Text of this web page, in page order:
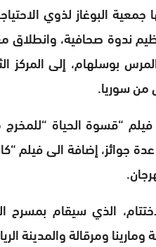
البوغاز لذوي
ندوة صحافية،
بوسلهام، إلى المركز
من سوريا.
“قسوة الحياة
عدة جوائز، إضافة الى
الذي سيقام
ومرقالة والمدينة